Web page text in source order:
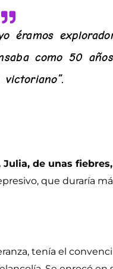
éramos
como 50
de unas
que duraría
tenía el